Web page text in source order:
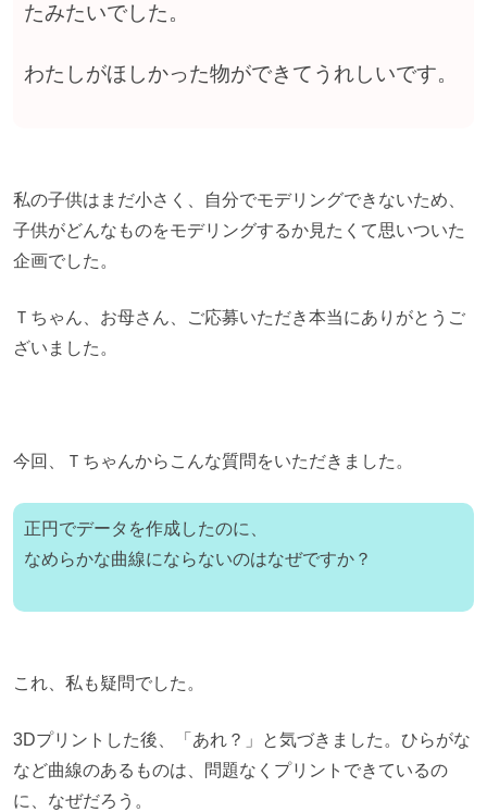
たみたいでした。
わたしがほしかった物ができてうれしいです。
私の子供はまだ小さく、自分でモデリングできないため、
子供がどんなものをモデリングするか見たくて思いついた
企画でした。
Ｔちゃん、お母さん、ご応募いただき本当にありがとうご
ざいました。
今回、Ｔちゃんからこんな質問をいただきました。
正円でデータを作成したのに、
なめらかな曲線にならないのはなぜですか？
これ、私も疑問でした。
3Dプリントした後、「あれ？」と気づきました。ひらがな
など曲線のあるものは、問題なくプリントできているの
に、なぜだろう。